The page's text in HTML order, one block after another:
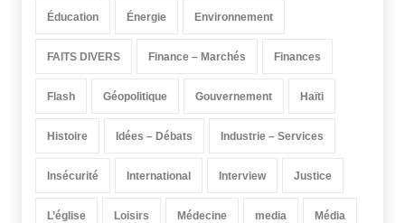
Éducation Énergie Environnement
FAITS DIVERS Finance – Marchés Finances
Flash Géopolitique Gouvernement Haïti
Histoire Idées – Débats Industrie – Services
Insécurité International Interview Justice
L’église Loisirs Médecine media Média